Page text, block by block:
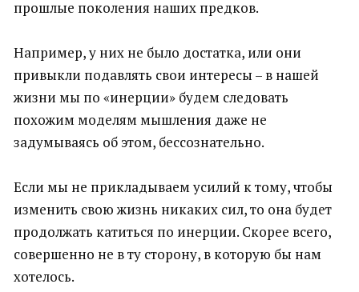
прошлые поколения наших предков.
Например, у них не было достатка, или они
привыкли подавлять свои интересы – в нашей
жизни мы по «инерции» будем следовать
похожим моделям мышления даже не
задумываясь об этом, бессознательно.
Если мы не прикладываем усилий к тому, чтобы
изменить свою жизнь никаких сил, то она будет
продолжать катиться по инерции. Скорее всего,
совершенно не в ту сторону, в которую бы нам
хотелось.